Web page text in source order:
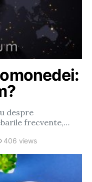
despre
frecvente,…
406 views